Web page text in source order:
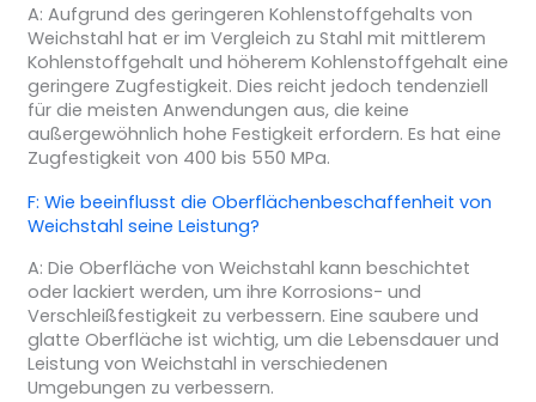
A: Aufgrund des geringeren Kohlenstoffgehalts von
Weichstahl hat er im Vergleich zu Stahl mit mittlerem
Kohlenstoffgehalt und höherem Kohlenstoffgehalt eine
geringere Zugfestigkeit. Dies reicht jedoch tendenziell
für die meisten Anwendungen aus, die keine
außergewöhnlich hohe Festigkeit erfordern. Es hat eine
Zugfestigkeit von 400 bis 550 MPa.
F: Wie beeinflusst die Oberflächenbeschaffenheit von
Weichstahl seine Leistung?
A: Die Oberfläche von Weichstahl kann beschichtet
oder lackiert werden, um ihre Korrosions- und
Verschleißfestigkeit zu verbessern. Eine saubere und
glatte Oberfläche ist wichtig, um die Lebensdauer und
Leistung von Weichstahl in verschiedenen
Umgebungen zu verbessern.